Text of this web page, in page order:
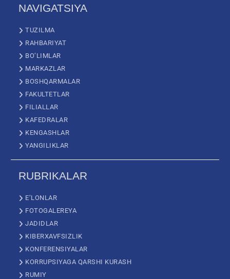
NAVIGATSIYA
TUZILMA
RAHBARIYAT
BO’LIMLAR
MARKAZLAR
BOSHQARMALAR
FAKULTETLAR
FILIALLAR
KAFEDRALAR
KENGASHLAR
YANGILIKLAR
RUBRIKALAR
E’LONLAR
FOTOGALEREYA
JADIDLAR
KIBERXAVFSIZLIK
KONFERENSIYALAR
KORRUPSIYAGA QARSHI KURASH
RUMIY